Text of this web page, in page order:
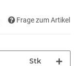
Frage zum Artikel
Stk